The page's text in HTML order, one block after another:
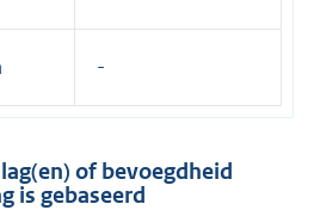
of bevoegdheid
is gebaseerd